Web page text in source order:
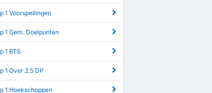
1 Voorspellingen
1 Gem. Doelpunten
1 BTS
1 Over 2.5 DP
1 Hoekschoppen